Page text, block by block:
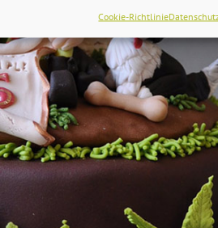
Cookie-Richtlinie